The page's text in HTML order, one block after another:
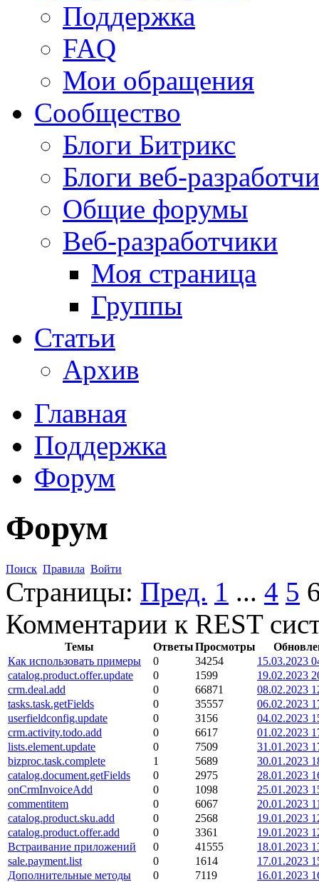
Поддержка
FAQ
Мои обращения
Сообщество
Блоги Битрикс
Блоги веб-
Общие форумы
Веб-разработчики
Моя страница
Группы
Статьи
Архив
Главная
Поддержка
Форум
Форум
Поиск Правила Войти
Страницы: Пред. 1 ... 4 5
Комментарии к REST
Темы ОтветыПросмотры
Как использовать примеры
0 34254
15.03.2023
catalog.product.offer.update
0 1599
19.02.2023
crm.deal.add
0 66871
08.02.2023
tasks.task.getFields
0 35557
06.02.2023
userfieldconfig.update
0 3156
04.02.2023
crm.activity.todo.add
0 6617
01.02.2023
lists.element.update
0 7509
31.01.2023
bizproc.task.complete
1 5689
30.01.2023
catalog.document.getFields
0 2975
28.01.2023
onCrmInvoiceAdd
0 1098
25.01.2023
commentitem
0 6067
20.01.2023
catalog.product.sku.add
0 2568
19.01.2023
catalog.product.offer.add
0 3361
19.01.2023
Встраивание приложений
0 41555
18.01.2023
sale.payment.list
0 1614
17.01.2023
Дополнительные методы
0 7119
16.01.2023